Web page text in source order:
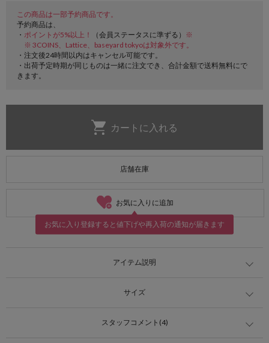
この商品は一部予約商品です。
予約商品は、
・ ポイントが5%以上！ （会員ステータスに準ずる）
※
※ 3COINS、Lattice、baseyard tokyoは対象外です。
・注文後24時間以内はキャンセル可能です。
・出荷予定時期が同じものは一緒に注文でき、合計金額で送料無料にで
きます。
店舗在庫
お気に入りに追加
お気に入り登録すると値下げや再入荷の通知が届きます
アイテム説明
サイズ
スタッフコメント(4)